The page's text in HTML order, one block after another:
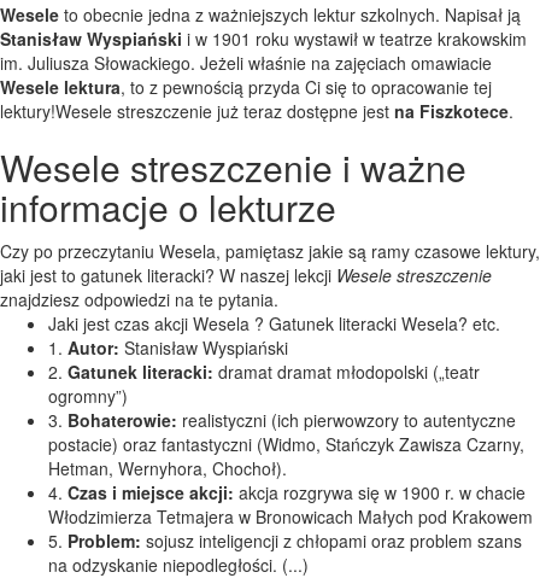
Wesele to obecnie jedna z ważniejszych lektur szkolnych. Napisał ją
Stanisław Wyspiański i w 1901 roku wystawił w teatrze krakowskim
im. Juliusza Słowackiego. Jeżeli właśnie na zajęciach omawiacie
Wesele lektura, to z pewnością przyda Ci się to opracowanie tej
lektury!Wesele streszczenie już teraz dostępne jest na Fiszkotece.
Wesele streszczenie i ważne
informacje o lekturze
Czy po przeczytaniu Wesela, pamiętasz jakie są ramy czasowe lektury,
jaki jest to gatunek literacki? W naszej lekcji Wesele streszczenie
znajdziesz odpowiedzi na te pytania.
Jaki jest czas akcji Wesela ? Gatunek literacki Wesela? etc.
1. Autor: Stanisław Wyspiański
2. Gatunek literacki: dramat dramat młodopolski („teatr
ogromny”)
3. Bohaterowie: realistyczni (ich pierwowzory to autentyczne
postacie) oraz fantastyczni (Widmo, Stańczyk Zawisza Czarny,
Hetman, Wernyhora, Chochoł).
4. Czas i miejsce akcji: akcja rozgrywa się w 1900 r. w chacie
Włodzimierza Tetmajera w Bronowicach Małych pod Krakowem
5. Problem: sojusz inteligencji z chłopami oraz problem szans
na odzyskanie niepodległości. (...)